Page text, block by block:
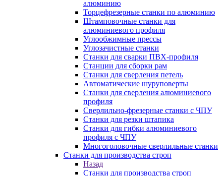
алюминию
Торцефрезерные станки по алюминию
Штамповочные станки для
алюминиевого профиля
Углообжимные прессы
Углозачистные станки
Станки для сварки ПВХ-профиля
Станции для сборки рам
Станки для сверления петель
Автоматические шуруповерты
Станки для сверления алюминиевого
профиля
Сверлильно-фрезерные станки с ЧПУ
Станки для резки штапика
Станки для гибки алюминиевого
профиля с ЧПУ
Многоголовочные сверлильные станки
Станки для производства строп
Назад
Станки для производства строп